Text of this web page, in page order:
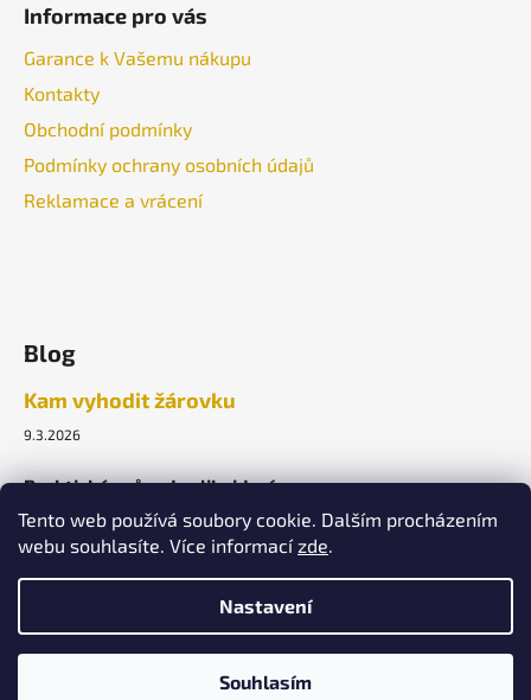
Tento web používá soubory cookie. Dalším procházením
webu souhlasíte. Více informacízde.
Nastavení
Souhlasím
Informace pro vás
Garance k Vašemu nákupu
Kontakty
Obchodní podmínky
Podmínky ochrany osobních údajů
Reklamace a vrácení
Blog
Kam vyhodit žárovku
9.3.2026
Praktický průvodce likvidací.
ARCHIV
Vytvořil Shoptet
Lightek Design s.r.o.